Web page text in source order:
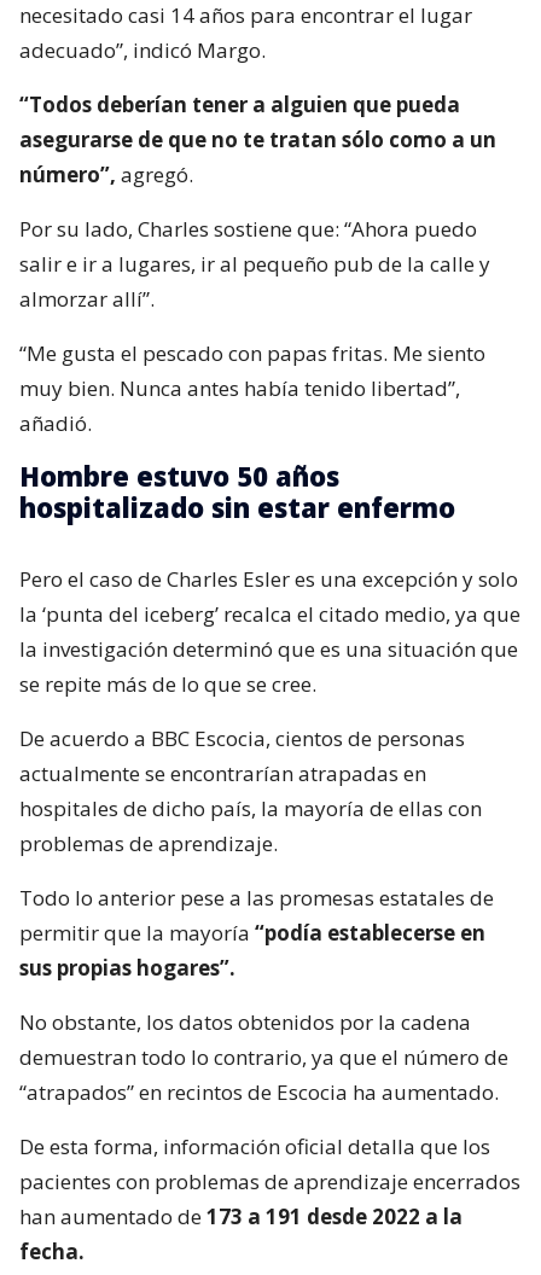
necesitado casi 14 años para encontrar el lugar
adecuado”, indicó Margo.
“Todos deberían tener a alguien que pueda
asegurarse de que no te tratan sólo como a un
número”, agregó.
Por su lado, Charles sostiene que: “Ahora puedo
salir e ir a lugares, ir al pequeño pub de la calle y
almorzar allí”.
“Me gusta el pescado con papas fritas. Me siento
muy bien. Nunca antes había tenido libertad”,
añadió.
Hombre estuvo 50 años
hospitalizado sin estar enfermo
Pero el caso de Charles Esler es una excepción y solo
la ‘punta del iceberg’ recalca el citado medio, ya que
la investigación determinó que es una situación que
se repite más de lo que se cree.
De acuerdo a BBC Escocia, cientos de personas
actualmente se encontrarían atrapadas en
hospitales de dicho país, la mayoría de ellas con
problemas de aprendizaje.
Todo lo anterior pese a las promesas estatales de
permitir que la mayoría “podía establecerse en
sus propias hogares”.
No obstante, los datos obtenidos por la cadena
demuestran todo lo contrario, ya que el número de
“atrapados” en recintos de Escocia ha aumentado.
De esta forma, información oficial detalla que los
pacientes con problemas de aprendizaje encerrados
han aumentado de173 a 191 desde 2022 a la
fecha.